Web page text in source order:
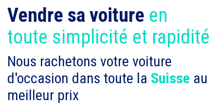
Vendre sa voiture en
toute simplicité et rapidité
Nous rachetons votre voiture
d'occasion dans toute la Suisse au
meilleur prix